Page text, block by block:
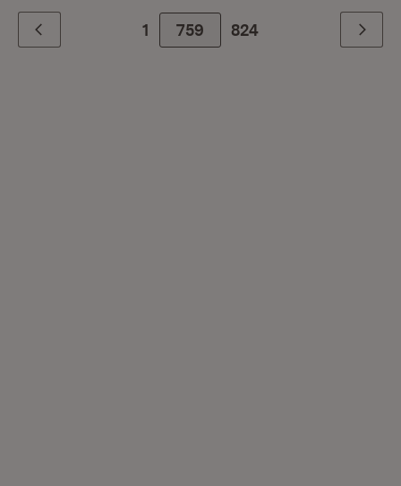
Zurück 1 759 Zur letzte Seite
824 Weiter